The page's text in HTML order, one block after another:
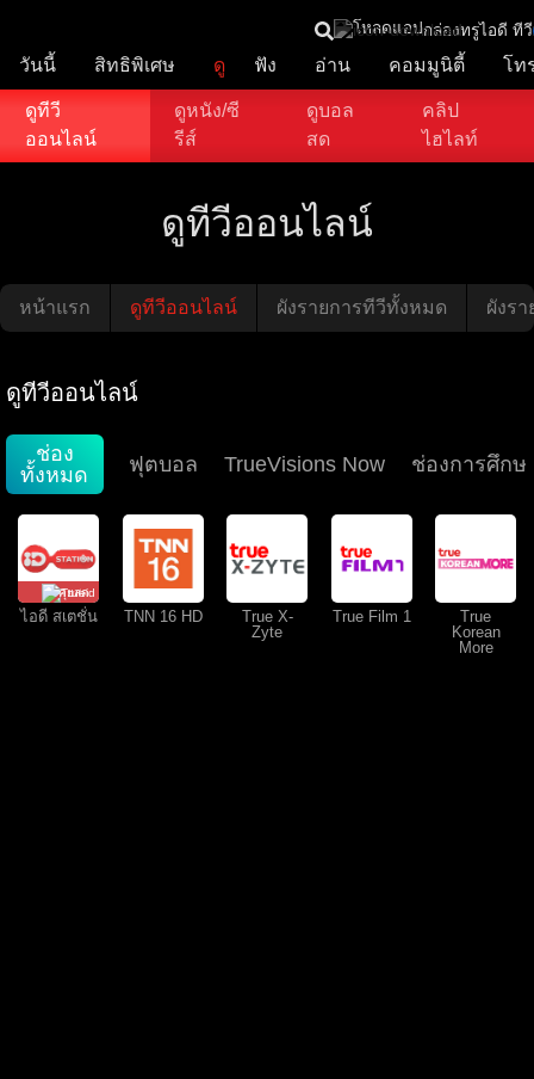
โหลดแอปกล่องทรูไอดี ทีวี
วันนี้ สิทธิพิเศษ ดู ฟัง อ่าน คอมมูนิตี้ โท
ดูทีวี
ออนไลน์
ดูหนัง/ซี
รีส์
ดูบอล
สด
คลิป
ไฮไลท์
ดูทีวีออนไลน์
หน้าแรก ดูทีวีออนไลน์ ผังรายการทีวีทั้งหมด ผังร
ดูทีวีออนไลน์
ช่อง
ทั้งหมด
ฟุตบอล TrueVisions Now ช่องการศึกษ
คุยสด
ไอดี สเตชั่น TNN 16 HD
True X-
Zyte
True Film 1
True
Korean
More